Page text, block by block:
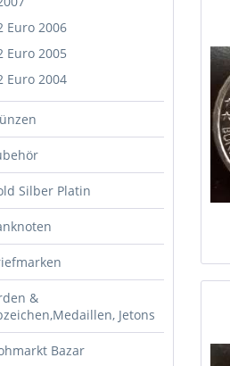
Euro 2006
Euro 2005
Euro 2004
Silber Platin
&
Jetons
Bazar